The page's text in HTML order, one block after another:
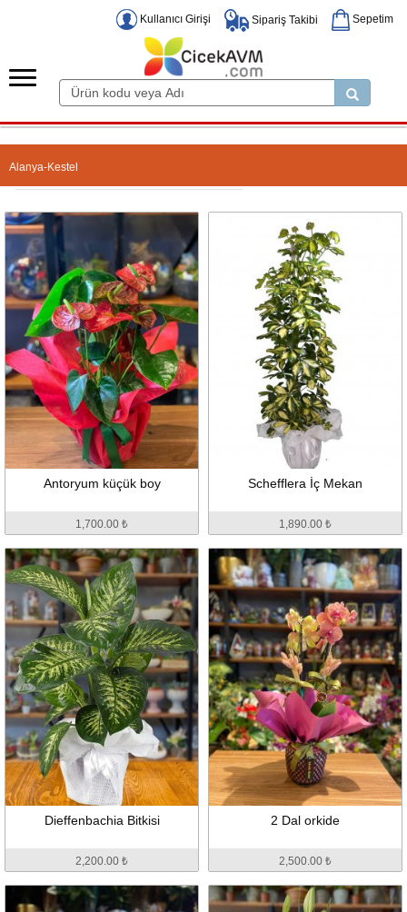
Kullanıcı Girişi Sipariş Takibi Sepetim
Alanya-Kestel
Antoryum küçük boy
1,700.00 ₺
Schefflera İç Mekan
1,890.00 ₺
Dieffenbachia Bitkisi
2,200.00 ₺
2 Dal orkide
2,500.00 ₺